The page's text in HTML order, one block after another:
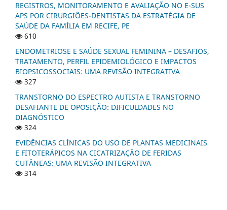
REGISTROS, MONITORAMENTO E AVALIAÇÃO NO E-SUS
APS POR CIRURGIÕES-DENTISTAS DA ESTRATÉGIA DE
SAÚDE DA FAMÍLIA EM RECIFE, PE
610
ENDOMETRIOSE E SAÚDE SEXUAL FEMININA – DESAFIOS,
TRATAMENTO, PERFIL EPIDEMIOLÓGICO E IMPACTOS
BIOPSICOSSOCIAIS: UMA REVISÃO INTEGRATIVA
327
TRANSTORNO DO ESPECTRO AUTISTA E TRANSTORNO
DESAFIANTE DE OPOSIÇÃO: DIFICULDADES NO
DIAGNÓSTICO
324
EVIDÊNCIAS CLÍNICAS DO USO DE PLANTAS MEDICINAIS
E FITOTERÁPICOS NA CICATRIZAÇÃO DE FERIDAS
CUTÂNEAS: UMA REVISÃO INTEGRATIVA
314